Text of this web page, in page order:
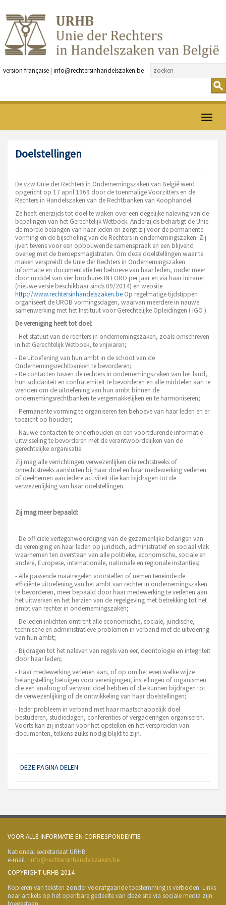
version française | info@rechtersinhandelszaken.be
Open
Doelstellingen
De vzw Unie der Rechters in Ondernemingszaken van België werd
opgericht op 17 april 1969 door de toenmalige Voorzitters en de
Rechters in Handelszaken van de Rechtbanken van Koophandel.
Ze heeft enerzijds tot doel te waken over een degelijke naleving van de
bepalingen van het Gerechtelijk Wetboek. Anderzijds behartigt de Unie
de morele belangen van haar leden en zorgt zij voor de permanente
vorming en de bijscholing van de Rechters in ondernemingszaken. Zij
ijvert tevens voor een opbouwende samenspraak en een blijvend
overleg met de beroepsmagistraten. Om deze doelstellingen waar te
maken verspreidt de Unie der Rechters in Ondernemingszaken
informatie en documentatie ten behoeve van haar leden, onder meer
door middel van vier brochures IN FORO per jaar en via haar intranet
(nieuwe versie beschikbaar sinds 09/2014) en website
http://www.rechtersinhandelszaken.be Op regelmatige tijdstippen
organiseert de UROB vormingsdagen, waarvan meerdere in nauwe
samenwerking met het Instituut voor Gerechtelijke Opleidingen ( IGO ).
De vereniging heeft tot doel:
- Het statuut van de rechters in ondernemingszaken, zoals omschreven
in het Gerechtelijk Wetboek, te vrijwaren;
- De uitoefening van hun ambt in de schoot van de
Ondernemingsrechtbanken te bevorderen;
- De contacten tussen de rechters in ondernemingszaken van het land,
hun solidariteit en confraterniteit te bevorderen en alle middelen aan te
wenden om de uitoefening van hun ambt binnen de
ondernemingsrechtbanken te vergemakkelijken en te harmoniseren;
- Permanente vorming te organiseren ten behoeve van haar leden en er
toezicht op houden;
- Nauwe contacten te onderhouden en een voortdurende informatie-
uitwisseling te bevorderen met de verantwoordelijken van de
gerechtelijke organisatie.
Zij mag alle verrichtingen verwezenlijken die rechtstreeks of
onrechtstreeks aansluiten bij haar doel en haar medewerking verlenen
of deelnemen aan iedere activiteit die kan bijdragen tot de
verwezenlijking van haar doelstellingen.
Zij mag meer bepaald:
- De officiële vertegenwoordiging van de gezamenlijke belangen van
de vereniging en haar leden op juridisch, administratief en sociaal vlak
waarnemen ten overstaan van alle politieke, economische, sociale en
andere, Europese, internationale, nationale en regionale instanties;
- Alle passende maatregelen voorstellen of nemen teneinde de
efficiënte uitoefening van het ambt van rechter in ondernemingszaken
te bevorderen, meer bepaald door haar medewerking te verlenen aan
het uitwerken en het herzien van de regelgeving met betrekking tot het
ambt van rechter in ondernemingszaken;
- De leden inlichten omtrent alle economische, sociale, juridische,
technische en administratieve problemen in verband met de uitvoering
van hun ambt;
- Bijdragen tot het naleven van regels van eer, deontologie en integriteit
door haar leden;
- Haar medewerking verlenen aan, of op om het even welke wijze
belangstelling betuigen voor verenigingen, instellingen of organismen
die een analoog of verwant doel hebben of die kunnen bijdragen tot
de verwezenlijking of de ontwikkeling van haar doelstellingen;
- Ieder probleem in verband met haar maatschappelijk doel
bestuderen, studiedagen, conferenties of vergaderingen organiseren.
Voorts kan zij instaan voor het opstellen en het verspreiden van
documenten, telkens zulks nodig blijkt te zijn.
DEZE PAGINA DELEN
VOOR ALLE INFORMATIE EN CORRESPONDENTIE :
Nationaal secretariaat URHB
e-mail : info@rechtersinhandelszaken.be
COPYRIGHT URHB 2014
Kopiëren van teksten zonder voorafgaande toestemming is verboden. Links
naar artikels op het openbare gedeelte van deze site via sociale media zijn